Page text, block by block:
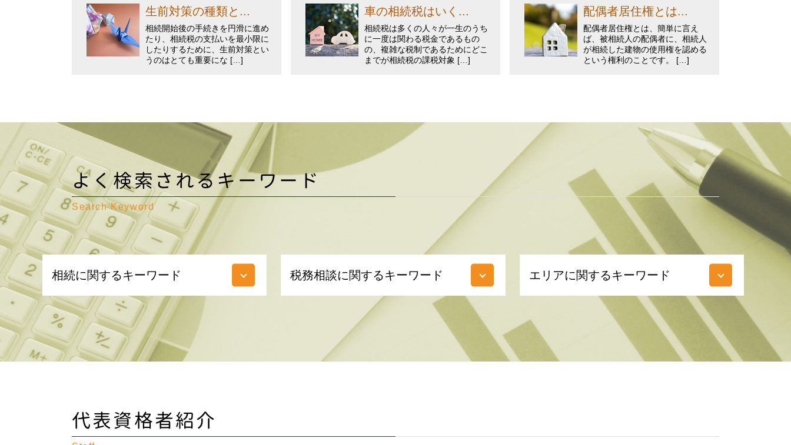
生前対策の種類と...
相続開始後の手続きを円滑に進め
たり、相続税の支払いを最小限に
したりするために、生前対策とい
うのはとても重要にな […]
車の相続税はいく...
相続税は多くの人々が一生のうち
に一度は関わる税金であるもの
の、複雑な税制であるためにどこ
までが相続税の課税対象 […]
配偶者居住権とは...
配偶者居住権とは、簡単に言え
ば、被相続人の配偶者に、相続人
が相続した建物の使用権を認める
という権利のことです。 […]
よく検索されるキーワード
Search Keyword
相続に関するキーワード
ゴルフ会員権 相続
遺留分 権利者
譲渡 所得税 相続
相続税対策 不動産
贈与税 時効
受遺者 とは
法人 不動産 売却 税金
税務相談に関するキーワード
法人住民税 とは
利益 種類
法人 決算 提出書類
白色 申告 書き方
エリアに関するキーワード
相続税 調布市 相談
相続 多摩市 税理士
相続 神奈川県 税理士
不動産相続 多摩市 相談
相続 埼玉県 相談
代表資格者紹介